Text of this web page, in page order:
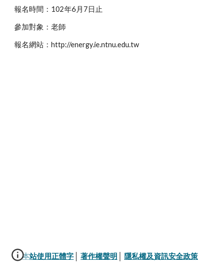
報名時間：102年6月7日止
參加對象：老師
報名網站：http://energy.ie.ntnu.edu.tw
本站使用正體字 著作權聲明 隱私權及資訊安全政策